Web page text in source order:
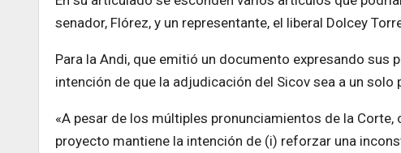
senador, Flórez, y un representante, el liberal Dolcey
Para la Andi, que emitió un documento expresando
intención de que la adjudicación del Sicov sea a un solo
«A pesar de los múltiples pronunciamientos de la
proyecto mantiene la intención de (i) reforzar una